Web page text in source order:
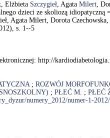
, Elżbieta Szczygieł, Agata Milert,
dzieci ze skoliozą
Agata Milert, Dorota
s. 1--5
http://
; ROZWÓJ
; PŁEĆ M. ; PŁEĆ
numery_2012/numer-1-